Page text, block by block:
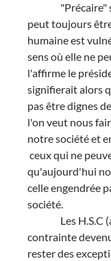
"Précaire"
peut toujours
humaine est
sens où elle ne
l'affirme le
signifierait alors
pas être dignes
l'on veut nous
notre société et
ceux qui ne
qu'aujourd'hui
celle engendrée
société.
Les
contrainte
rester des